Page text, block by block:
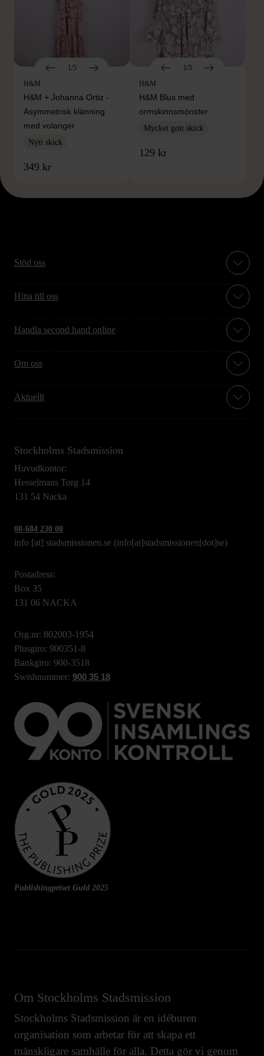
1/5
H&M
H&M + Johanna Ortiz -
Asymmetrisk klänning
med volanger
Nytt skick
349 kr
1/5
H&M
H&M Blus med
ormskinnsmönster
Mycket gott skick
129 kr
Stöd oss
Hitta till oss
Handla second hand online
Om oss
Aktuellt
Stockholms Stadsmission
Huvudkontor:
Hesselmans Torg 14
131 54 Nacka
08-684 230 00
info [at] stadsmissionen.se (info[at]stadsmissionen[dot]se)
Postadress:
Box 35
131 06 NACKA
Org.nr: 802003-1954
Plusgiro: 900351-8
Bankgiro: 900-3518
Swishnummer: 900 35 18
Publishingpriset Guld 2025
Om Stockholms Stadsmission
Stockholms Stadsmission är en idéburen
organisation som arbetar för att skapa ett
mänskligare samhälle för alla. Detta gör vi genom